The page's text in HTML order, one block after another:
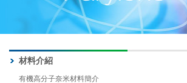
材料介紹
有機高分子奈米材料簡介